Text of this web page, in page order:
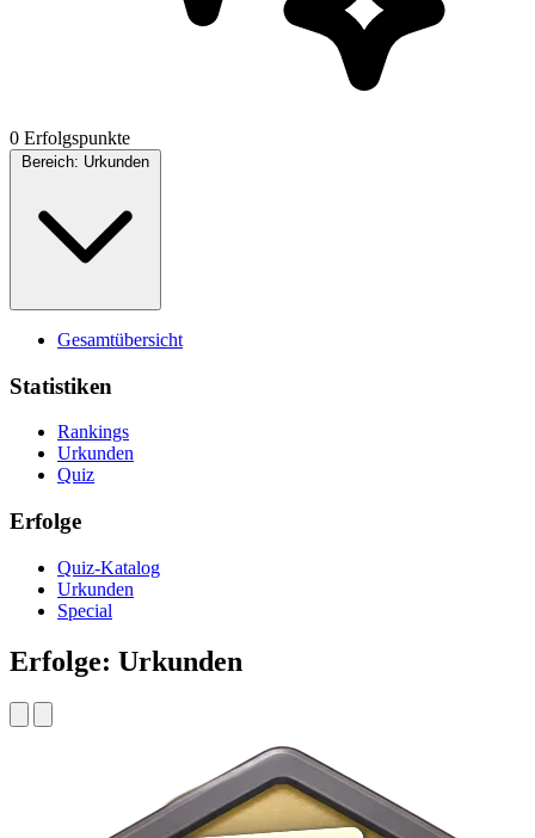
0 Erfolgspunkte
Bereich: Urkunden
Gesamtübersicht
Statistiken
Rankings
Urkunden
Quiz
Erfolge
Quiz-Katalog
Urkunden
Special
Erfolge: Urkunden